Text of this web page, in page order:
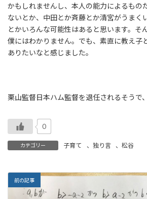
かもしれませんし、本人の能力によるもの
ないとか、中田とか斉藤とか清宮がうまく
とかいろんな可能性はあると思います。そ
僕にはわかりません。でも、素直に教え子
ありたいなと感じました。
栗山監督日本ハム監督を退任されるそうで
0
カテゴリー 子育て 、 独り言 、松谷
前の記事